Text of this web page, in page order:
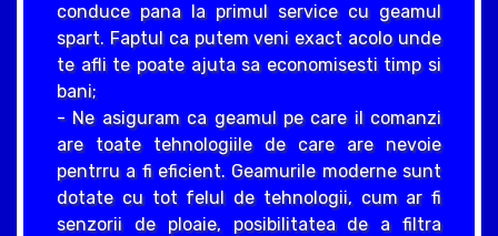
conduce pana la primul service cu geamul
spart. Faptul ca putem veni exact acolo unde
te afli te poate ajuta sa economisesti timp si
bani;
- Ne asiguram ca geamul pe care il comanzi
are toate tehnologiile de care are nevoie
pentrru a fi eficient. Geamurile moderne sunt
dotate cu tot felul de tehnologii, cum ar fi
senzorii de ploaie, posibilitatea de a filtra